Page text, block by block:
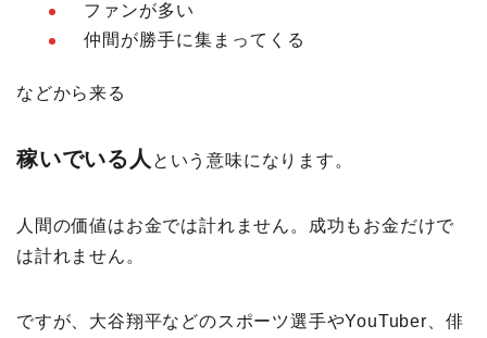
ファンが多い
仲間が勝手に集まってくる
などから来る
稼いでいる人 という意味になります。
人間の価値はお金では計れません。成功もお金だけで
は計れません。
ですが、大谷翔平などのスポーツ選手やYouTuber、俳